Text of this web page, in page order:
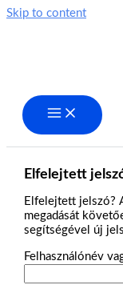
Skip to content
Elfelejtett
Elfelejtett jelszó?
megadását
segítségével új
Felhasználónév